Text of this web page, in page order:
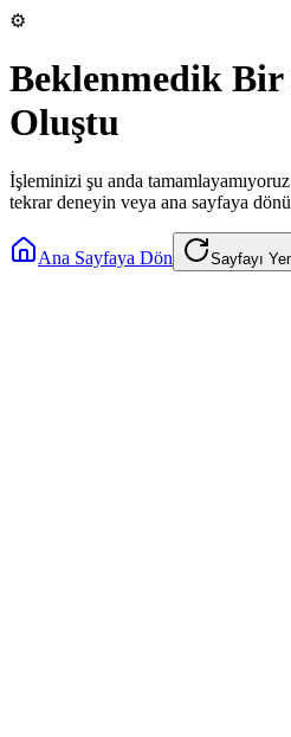
⚙️
Beklenmedik
Oluştu
İşleminizi şu anda
tekrar deneyin veya ana sayfaya
Ana Sayfaya Dön Sayfayı